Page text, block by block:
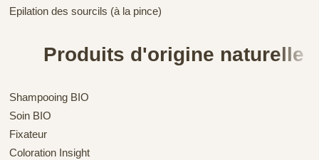
Epilation des sourcils (à la pince)
Produits d'origine naturelle
Shampooing BIO
Soin BIO
Fixateur
Coloration Insight